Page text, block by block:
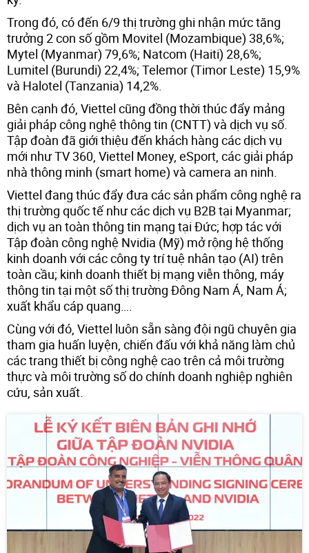
Trong đó, có đến 6/9 thị trường ghi nhận mức tăng
trưởng 2 con số gồm Movitel (Mozambique) 38,6%;
Mytel (Myanmar) 79,6%; Natcom (Haiti) 28,6%;
Lumitel (Burundi) 22,4%; Telemor (Timor Leste) 15,9%
và Halotel (Tanzania) 14,2%.
Bên cạnh đó, Viettel cũng đồng thời thúc đẩy mảng
giải pháp công nghệ thông tin (CNTT) và dịch vụ số.
Tập đoàn đã giới thiệu đến khách hàng các dịch vụ
mới như TV 360, Viettel Money, eSport, các giải pháp
nhà thông minh (smart home) và camera an ninh.
Viettel đang thúc đẩy đưa các sản phẩm công nghệ ra
thị trường quốc tế như các dịch vụ B2B tại Myanmar;
dịch vụ an toàn thông tin mạng tại Đức; hợp tác với
Tập đoàn công nghệ Nvidia (Mỹ) mở rộng hệ thống
kinh doanh với các công ty trí tuệ nhân tạo (AI) trên
toàn cầu; kinh doanh thiết bị mạng viễn thông, máy
thông tin tại một số thị trường Đông Nam Á, Nam Á;
xuất khẩu cáp quang….
Cùng với đó, Viettel luôn sẵn sàng đội ngũ chuyên gia
tham gia huấn luyện, chiến đấu với khả năng làm chủ
các trang thiết bị công nghệ cao trên cả môi trường
thực và môi trường số do chính doanh nghiệp nghiên
cứu, sản xuất.